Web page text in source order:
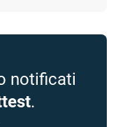
notificati
.